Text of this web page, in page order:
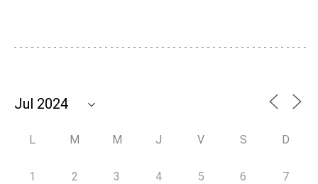
L M M J V S D
1 2 3 4 5 6 7